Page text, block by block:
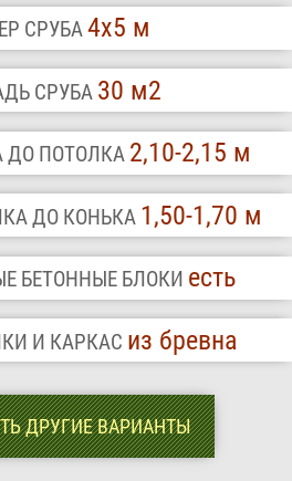
СРУБА4х5 м
СРУБА 30 м2
ДО ПОТОЛКА 2,10-2,15 м
ДО КОНЬКА 1,50-1,70 м
БЕТОННЫЕ БЛОКИ есть
И КАРКАС из бревна
ДРУГИЕ ВАРИАНТЫ